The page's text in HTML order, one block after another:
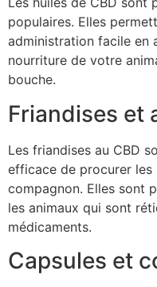
populaires. Elles
administration facile en
nourriture de votre
bouche.
Friandises et
Les friandises au CBD
efficace de procurer
compagnon. Elles sont
les animaux qui sont
médicaments.
Capsules et